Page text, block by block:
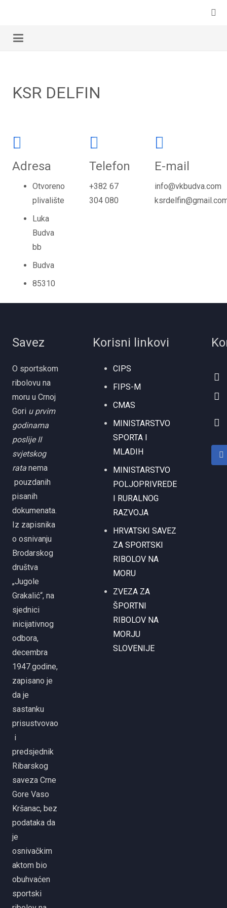
KSR DELFIN
Adresa
Otvoreno
plivalište
Luka
Budva
bb
Budva
85310
Telefon
+382 67
304 080
E-mail
info@vkbudva.com
Savez
O sportskom
ribolovu na
moru u Crnoj
Gori u prvim
godinama
poslije II
svjetskog
rata nema
pouzdanih
pisanih
dokumenata.
Iz zapisnika
o osnivanju
Brodarskog
društva
„Jugole
Grakalić“, na
sjednici
inicijativnog
odbora,
decembra
1947.godine,
zapisano je
da je
sastanku
prisustvovao
i
predsjednik
Ribarskog
saveza Crne
Gore Vaso
Kršanac, bez
podataka da
je
osnivačkim
aktom bio
obuhvaćen
sportski
Korisni linkovi
CIPS
FIPS-M
CMAS
MINISTARSTVO
SPORTA I
MLADIH
MINISTARSTVO
POLJOPRIVREDE
I RURALNOG
RAZVOJA
HRVATSKI SAVEZ
ZA SPORTSKI
RIBOLOV NA
MORU
ZVEZA ZA
ŠPORTNI
RIBOLOV NA
MORJU
SLOVENIJE